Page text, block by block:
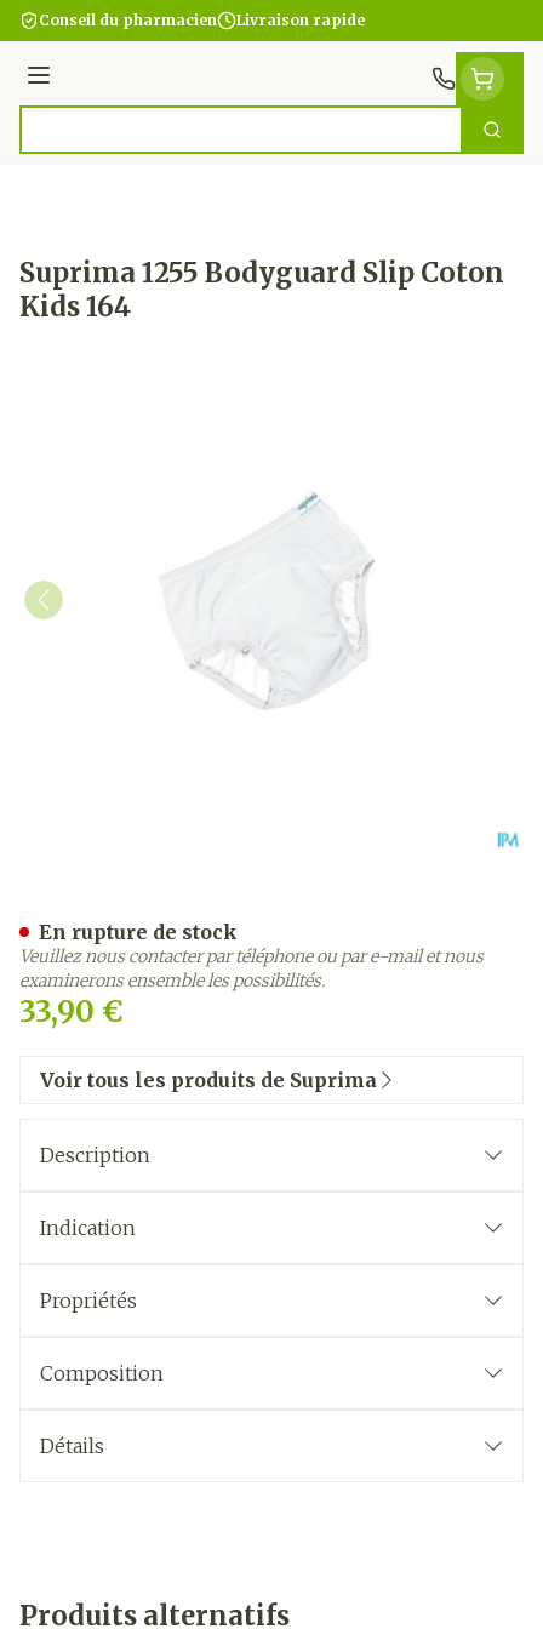
Aller au contenu
Conseil du pharmacien Livraison rapide
Menu
Suprima 1255 Bodyguard Slip Coton
Kids 164
33,90 €
En rupture de stock
Veuillez nous contacter par téléphone ou par e-mail et nous
examinerons ensemble les possibilités.
Voir tous les produits de Suprima
Description
Indication
Propriétés
Composition
Détails
Produits alternatifs